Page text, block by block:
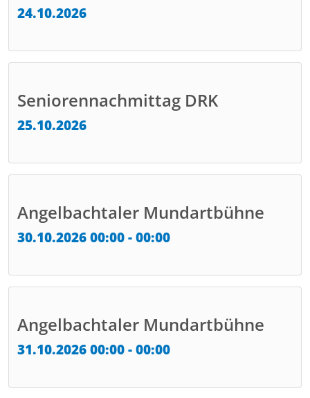
24.10.2026
Seniorennachmittag DRK
25.10.2026
Angelbachtaler Mundartbühne
30.10.2026 00:00 - 00:00
Angelbachtaler Mundartbühne
31.10.2026 00:00 - 00:00